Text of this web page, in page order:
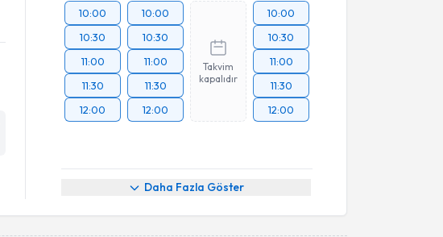
10:00
10:30
11:00
11:30
12:00
10:00
10:30
11:00
11:30
12:00
Takvim
kapalıdır
10:00
10:30
11:00
11:30
12:00
Daha Fazla Göster